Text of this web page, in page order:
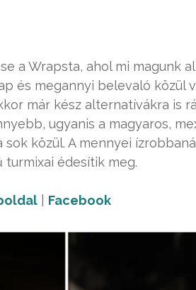
a Wrapsta, ahol mi magunk
és megannyi belevaló közül
már kész alternatívákra is
ugyanis a magyaros,
közül. A mennyei
turmixai édesítik meg.
Facebook